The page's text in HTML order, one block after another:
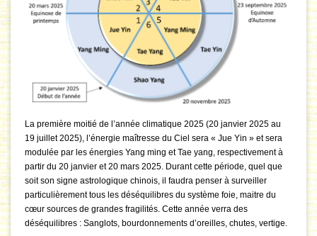
La première moitié de l’année climatique 2025 (20 janvier 2025 au
19 juillet 2025), l’énergie maîtresse du Ciel sera « Jue Yin » et sera
modulée par les énergies Yang ming et Tae yang, respectivement à
partir du 20 janvier et 20 mars 2025. Durant cette période, quel que
soit son signe astrologique chinois, il faudra penser à surveiller
particulièrement tous les déséquilibres du système foie, maitre du
cœur sources de grandes fragilités. Cette année verra des
déséquilibres : Sanglots, bourdonnements d’oreilles, chutes, vertige.